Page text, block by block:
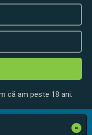
că am peste 18 ani.
-